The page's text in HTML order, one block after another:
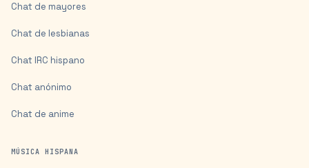
Chat de mayores
Chat de lesbianas
Chat IRC hispano
Chat anónimo
Chat de anime
MÚSICA HISPANA